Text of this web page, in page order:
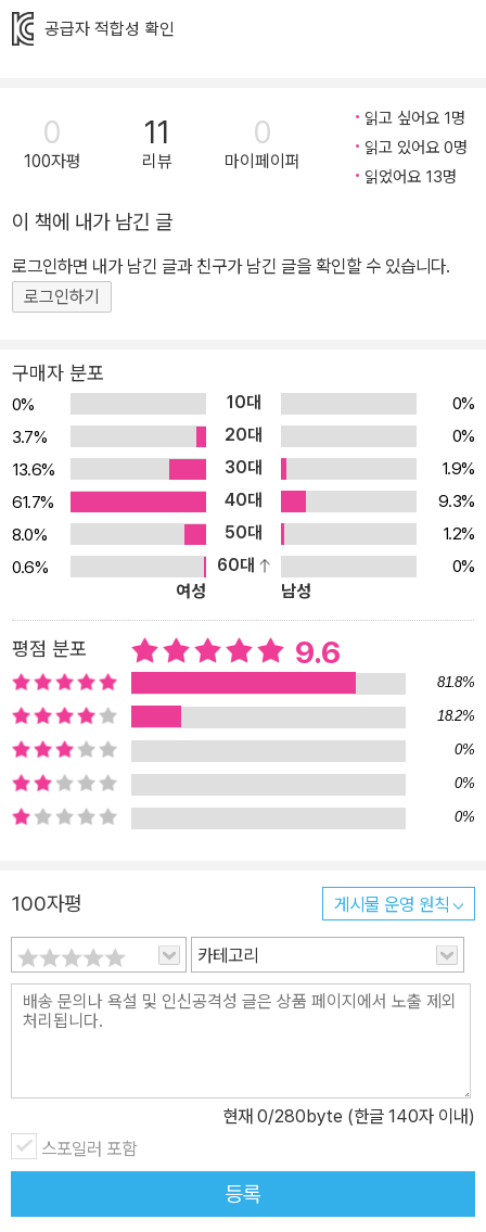
못 읽겠냐며 《걸리버 여행기》와 《홍길동전》을 빌려 오지만 그 설마
음할 수도 없는 해괴망측한‘ 지명이 가득합니다. 또 《홍길동전》은 ‘아
무의 천생이라 이른다.’거나 ‘일후에 다시 그런 말을 번거로이 한다.’
같이 우리말인 듯 우리말이 아닌 듯한 대사가 가득하지요. 사실은 어
린이를 대상으로 한 책이 아닌 걸 수혜가 몰랐던 탓이지만요. 수혜는
게 자문을 구합니다. 하지만 돌아온 답은 ‘독서 퀴즈 대회도 시험이니
시험공부 하듯 준비해야 좋은 성적을 얻을 수 있다.’라는 것입니다. 아
회라더니! 분노와 절망에 사로잡힌 수혜는 하는 수 없이 꼼수를 쓰기
로 합니다. 친구 주희가 책을 읽고 요점 정리를 해 놓은 수첩을 빌려
달달 외우기로 한 것이지요. 물론 책은 안 읽고요. 과연 수혜의 계획은
성공할 수 있을까요? 아이의 마음도, 부모의 마음도 놓치지 않는 책
초등학교를 졸업하기 전에 꼭 한 번 상을 받아 보겠다며 고군분투하
는 수혜의 모습을 보면서 ‘이건 내 이야기’라고 느끼는 어린이가 적지
않을 듯합니다. 수혜가 받고 싶어 하는 상은 세상 모든 어린이가 바라
는 칭찬과 인정의 다른 이름이니까요. 사실 수혜라고 꼼수를 부리는
는 마음이 부끄러움을 넘어서 버린 것을 어쩌겠어요. 사실 수혜도 할
말이 아주 없는 것은 아닙니다. 어린이들에게 책을 읽히는 게 대회의
목적이라면 아무 책이나 많이 읽은 어린이에게 상을 줘야 하는 게 아
닌가 싶습니다. 네시나 빅풋같이 정체를 알 수 없는 생물 이야기, 맹독
을 지닌 무섭고 신기한 동식물 이야기, 과학적으로 설명할 수 없는 의
문의 사건이나 귀신, 유령, 도깨비, 마녀 같은 초자연적인 존재를 다룬
이야기라면 수혜도 얼마든지 읽을 수 있습니다. 선생님들이 마음대로
큼도 관심이 가지 않는 성의 없는 책 제목들이라니! 이런 수혜의 항변
은 부모, 교사, 그리고 책 만드는 이들의 가슴을 뜨끔하게 만듭니다.
아마도 아이들은 속이 시원할 테고요. 그렇다고 이 책이 아이들의 가
려운 곳만 긁어 주는 것은 아닙니다. 수혜는 선생님과 실랑이를 벌이
며 책을 권하는 어른들과 책에 대한 오해와 편견을 하나하나 바로잡
에 딱 들어맞은 덕도 크지만요. 주위를 둘러보면 어린이에게 책을 권
하는 어른은 많습니다. 하지만 어른이 억지로 권하는 책이 싫은 어린
이의 마음을 알아주고, 그럼 어떤 책이 좋으냐고 되물어 주는 어른은
드문 듯합니다. 칭찬과 인정은 받고 싶지만 노력하기는 싫은 마음까
지 헤아려 주는 어른은 더더욱 드물지요. 《독서 퀴즈 대회》는 어린이
공급자 적합성 확인
0
100자평
11
리뷰
0
마이페이퍼
읽고 싶어요 1명
읽고 있어요 0명
읽었어요 13명
이 책에 내가 남긴 글
로그인하면 내가 남긴 글과 친구가 남긴 글을 확인할 수 있습니다.
로그인하기
구매자 분포
0% 10대
0%
3.7%
20대
0%
13.6%
30대
1.9%
61.7%
40대
9.3%
8.0%
50대
1.2%
0.6%
60대
0%
여성
남성
평점 분포 9.6
81.8%
18.2%
0%
0%
0%
100자평 게시물 운영 원칙
카테고리
현재 0/280byte (한글 140자 이내)
스포일러 포함
등록